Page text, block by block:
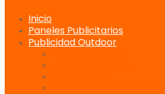
Inicio
Paneles Publicitarios
Publicidad Outdoor